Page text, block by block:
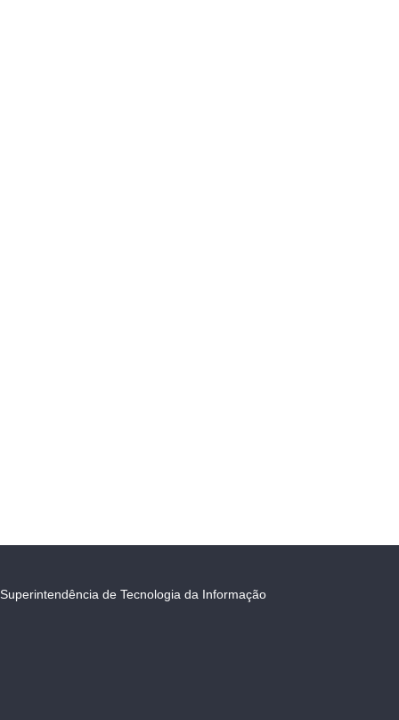
Superintendência de Tecnologia da Informação